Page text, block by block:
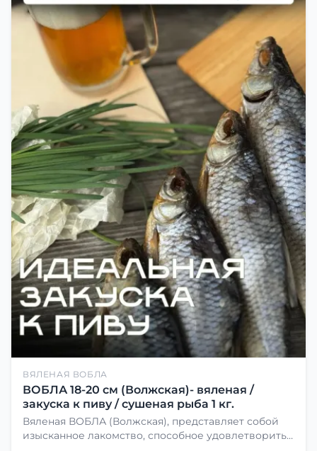
ВЯЛЕНАЯ ВОБЛА
ВОБЛА 18-20 см (Волжская)- вяленая /
закуска к пиву / сушеная рыба 1 кг.
Вяленая ВОБЛА (Волжская), представляет собой
изысканное лакомство, способное удовлетворить